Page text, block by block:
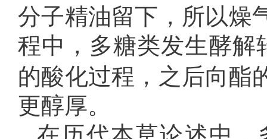
分子精油留下，所以燥
程中，多糖类发生酵解
的酸化过程，之后向酯
更醇厚。